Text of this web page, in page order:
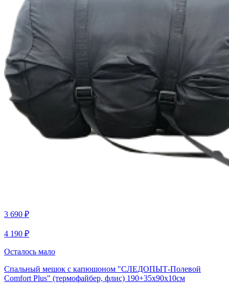
3 690 ₽
4 190 ₽
Осталось мало
Спальный мешок с капюшоном "СЛЕДОПЫТ-Полевой
Comfort Plus" (термофайбер, флис) 190+35х90х10см